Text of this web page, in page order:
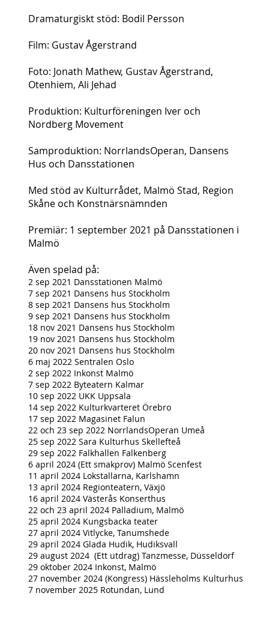
Dramaturgiskt stöd: Bodil Persson
Film: Gustav Ågerstrand
Foto: Jonath Mathew, Gustav Ågerstrand,
Otenhiem, Ali Jehad
Produktion: Kulturföreningen Iver och
Nordberg Movement
Samproduktion: NorrlandsOperan, Dansens
Hus och Dansstationen
Med stöd av Kulturrådet, Malmö Stad, Region
Skåne och Konstnärsnämnden
Premiär: 1 september 2021 på Dansstationen i
Malmö
Även spelad på:
2 sep 2021 Dansstationen Malmö
7 sep 2021 Dansens hus Stockholm
8 sep 2021 Dansens hus Stockholm
9 sep 2021 Dansens hus Stockholm
18 nov 2021 Dansens hus Stockholm
19 nov 2021 Dansens hus Stockholm
20 nov 2021 Dansens hus Stockholm
6 maj 2022 Sentralen Oslo
2 sep 2022 Inkonst Malmö
7 sep 2022 Byteatern Kalmar
10 sep 2022 UKK Uppsala
14 sep 2022 Kulturkvarteret Örebro
17 sep 2022 Magasinet Falun
22 och 23 sep 2022 NorrlandsOperan Umeå
25 sep 2022 Sara Kulturhus Skellefteå
29 sep 2022 Falkhallen Falkenberg
6 april 2024 (Ett smakprov) Malmö Scenfest
11 april 2024 Lokstallarna, Karlshamn
13 april 2024 Regionteatern, Växjö
16 april 2024 Västerås Konserthus
22 och 23 april 2024 Palladium, Malmö
25 april 2024 Kungsbacka teater
27 april 2024 Vitlycke, Tanumshede
29 april 2024 Glada Hudik, Hudiksvall
29 august 2024 (Ett utdrag) Tanzmesse, Düsseldorf
29 oktober 2024 Inkonst, Malmö
27 november 2024 (Kongress) Hässleholms Kulturhus
7 november 2025 Rotundan, Lund